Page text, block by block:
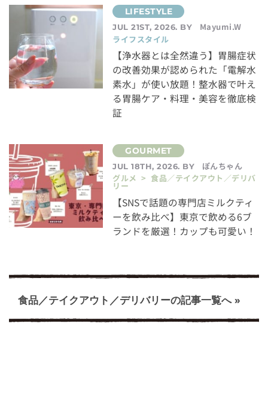
JUL 21ST, 2026. BY
Mayumi.W
ライフスタイル
【浄水器とは全然違う】胃腸症状
の改善効果が認められた「電解水
素水」が使い放題！整水器で叶え
る胃腸ケア・料理・美容を徹底検
証
JUL 18TH, 2026. BY
ぽんちゃん
グルメ > 食品／テイクアウト／デリバ
リー
【SNSで話題の専門店ミルクティ
ーを飲み比べ】東京で飲める6ブ
ランドを厳選！カップも可愛い！
食品／テイクアウト／デリバリーの記事一覧へ »